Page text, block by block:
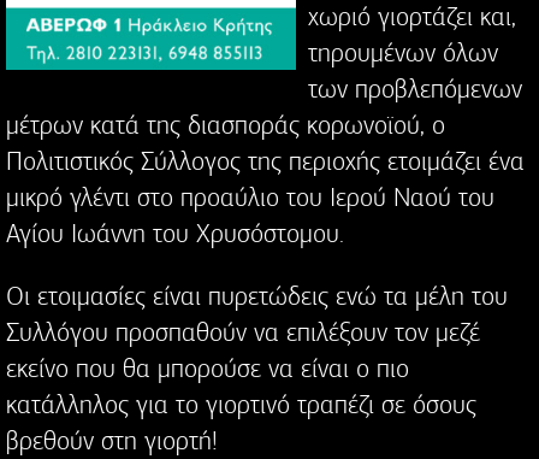
χωριό γιορτάζει και,
τηρουμένων όλων
των προβλεπόμενων
μέτρων κατά της διασποράς κορωνοϊού, ο
Πολιτιστικός Σύλλογος της περιοχής ετοιμάζει ένα
μικρό γλέντι στο προαύλιο του Ιερού Ναού του
Αγίου Ιωάννη του Χρυσόστομου.
Οι ετοιμασίες είναι πυρετώδεις ενώ τα μέλη του
Συλλόγου προσπαθούν να επιλέξουν τον μεζέ
εκείνο που θα μπορούσε να είναι ο πιο
κατάλληλος για το γιορτινό τραπέζι σε όσους
βρεθούν στη γιορτή!